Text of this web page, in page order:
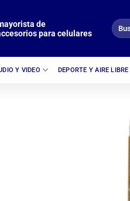
de
para celulares
Buscar
por:
Y VIDEO DEPORTE Y AIRE LIBRE